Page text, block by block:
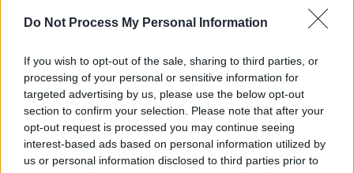
Do Not Process My Personal Information
If you wish to opt-out of the sale, sharing to third parties, or
processing of your personal or sensitive information for
targeted advertising by us, please use the below opt-out
section to confirm your selection. Please note that after your
opt-out request is processed you may continue seeing
interest-based ads based on personal information utilized by
us or personal information disclosed to third parties prior to
Η απεξάρτηση από το ρωσικό αέριο εντείνει
ενεργειακό χειμώνα που θα ζήσει η Ευρώπη.
Και οι εκτιμήσεις των αναλυτών, όμως, είναι
δυσοίωνες με την Ευρώπη – και
συγκεκριμένα τους ευρωπαίους
καταναλωτές- να πληρώνουν για μία ακόμη
φορά τη νύφη.